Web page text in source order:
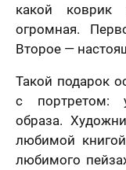
какой
огромная.
Второе —
Такой подарок
с портретом:
образа.
любимой
любимого